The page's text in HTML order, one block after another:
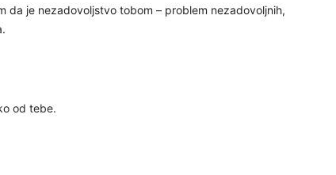
da je nezadovoljstvo tobom – problem nezadovoljnih,
od tebe.